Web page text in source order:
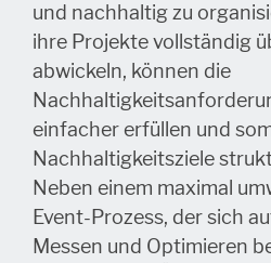
und nachhaltig zu
ihre Projekte vollständig
abwickeln, können die
einfacher erfüllen und
Nachhaltigkeitsziele
Neben einem maximal
Event-Prozess, der sich
Messen und Optimieren